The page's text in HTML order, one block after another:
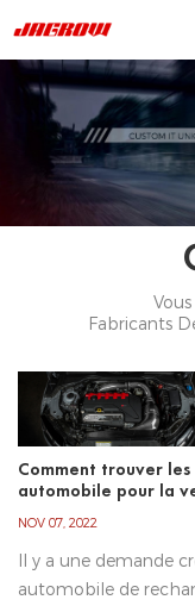
Comment trouver
automobile pour la
NOV 07, 2022
Il y a une demande
automobile de